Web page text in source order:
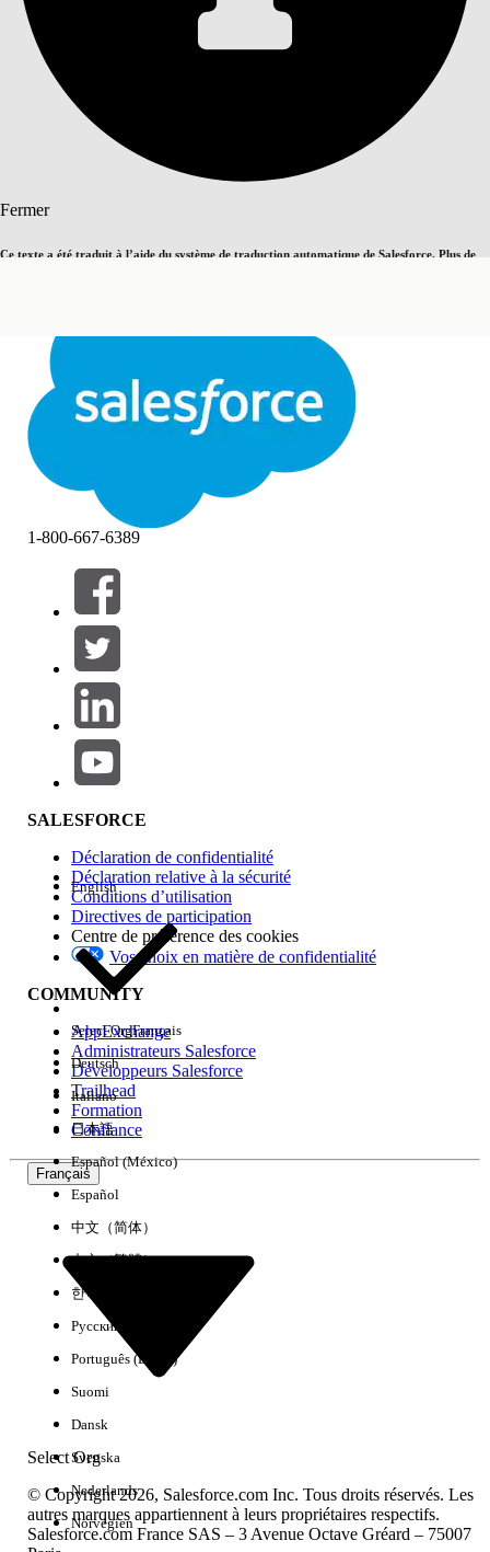
Fermer
Ce texte a été traduit à l’aide du système de traduction automatique de Salesforce. Plus de
Fermer
Table des matières
Rechercher
Filtres (0)
SÉLECTIONNER DES FILTRES
Gamme de produits
Impact des fonctionnalités
Edition
Expérience
Aucun résultat
1-800-667-6389
SALESFORCE
Déclaration de confidentialité
Déclaration relative à la sécurité
Conditions d’utilisation
Directives de participation
Centre de préférence des cookies
Vos choix en matière de confidentialité
COMMUNITY
AppExchange
Administrateurs Salesforce
Développeurs Salesforce
Trailhead
Formation
Confiance
Français
Select Org
English
Select OrgFrançais
Deutsch
Italiano
日本語
Español (México)
Español
中文（简体）
中文（繁體）
한국어
Русский
Português (Brasil)
Suomi
Dansk
Svenska
Nederlands
Norvégien
© Copyright 2026, Salesforce.com Inc. Tous droits réservés. Les
autres marques appartiennent à leurs propriétaires respectifs.
Salesforce.com France SAS – 3 Avenue Octave Gréard – 75007